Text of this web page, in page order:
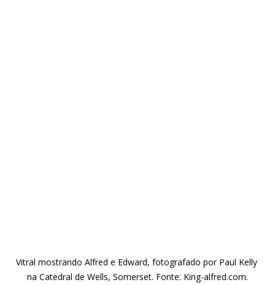
Vitral mostrando Alfred e Edward, fotografado por Paul Kelly
na Catedral de Wells, Somerset. Fonte: King-alfred.com.